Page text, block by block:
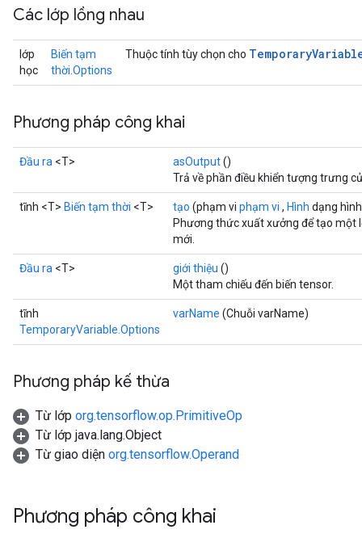
Các lớp lồng nhau
lớp
học
Biến tạm
thời.Options
Thuộc tính tùy chọn cho Temporary
Phương pháp công khai
Đầu ra <T> asOutput()
Trả về phần điều khiển tượng trưng
tĩnh <T> Biến tạm thời <T> tạo (phạm vi phạm vi , Hình dạng
Phương thức xuất xưởng để tạo
mới.
Đầu ra <T> giới thiệu ()
Một tham chiếu đến biến tensor.
tĩnh
TemporaryVariable.Options
varName (Chuỗi varName)
Phương pháp kế thừa
Từ lớp org.tensorflow.op.PrimitiveOp
Từ lớp java.lang.Object
Từ giao diện org.tensorflow.Operand
Phương pháp công khai